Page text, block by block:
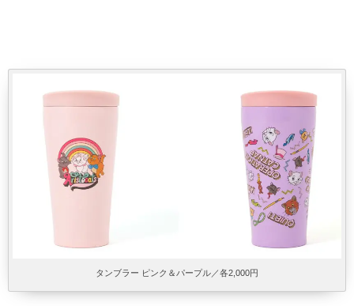
タンブラー ピンク＆パープル／各2,000円